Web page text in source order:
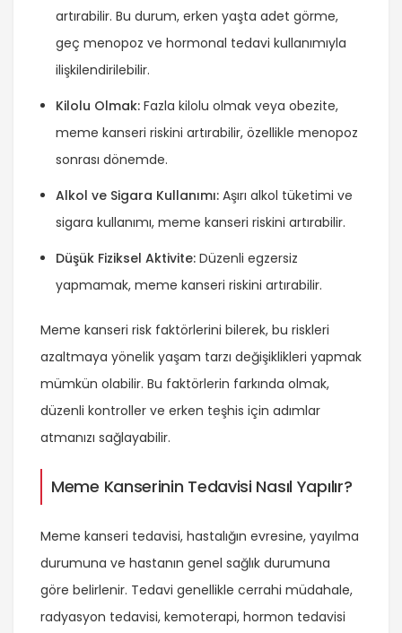
artırabilir. Bu durum, erken yaşta adet görme,
geç menopoz ve hormonal tedavi kullanımıyla
ilişkilendirilebilir.
Kilolu Olmak: Fazla kilolu olmak veya obezite,
meme kanseri riskini artırabilir, özellikle menopoz
sonrası dönemde.
Alkol ve Sigara Kullanımı: Aşırı alkol tüketimi ve
sigara kullanımı, meme kanseri riskini artırabilir.
Düşük Fiziksel Aktivite: Düzenli egzersiz
yapmamak, meme kanseri riskini artırabilir.
Meme kanseri risk faktörlerini bilerek, bu riskleri
azaltmaya yönelik yaşam tarzı değişiklikleri yapmak
mümkün olabilir. Bu faktörlerin farkında olmak,
düzenli kontroller ve erken teşhis için adımlar
atmanızı sağlayabilir.
Meme Kanserinin Tedavisi Nasıl Yapılır?
Meme kanseri tedavisi, hastalığın evresine, yayılma
durumuna ve hastanın genel sağlık durumuna
göre belirlenir. Tedavi genellikle cerrahi müdahale,
radyasyon tedavisi, kemoterapi, hormon tedavisi